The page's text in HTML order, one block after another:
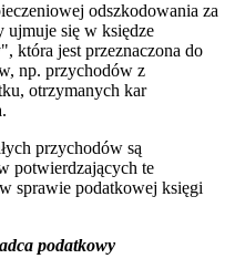
odszkodowania za
ujmuje się w księdze
która jest przeznaczona do
np. przychodów z
otrzymanych kar
przychodów są
potwierdzających te
sprawie podatkowej księgi
podatkowy